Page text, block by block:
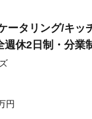
ータリング/キッ
週休2日制・分業
円